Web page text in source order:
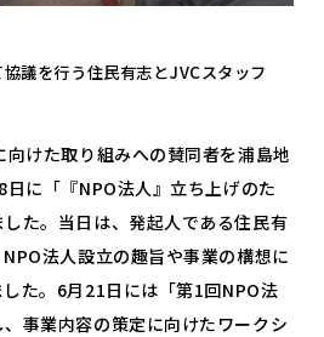
議を行う住民有志とJVCスタッフ
けた取り組みへの賛同者を浦島地
に「『NPO法人』立ち上げのた
た。当日は、発起人である住民有
法人設立の趣旨や事業の構想に
た。6月21日には「第1回NPO法
事業内容の策定に向けたワークシ